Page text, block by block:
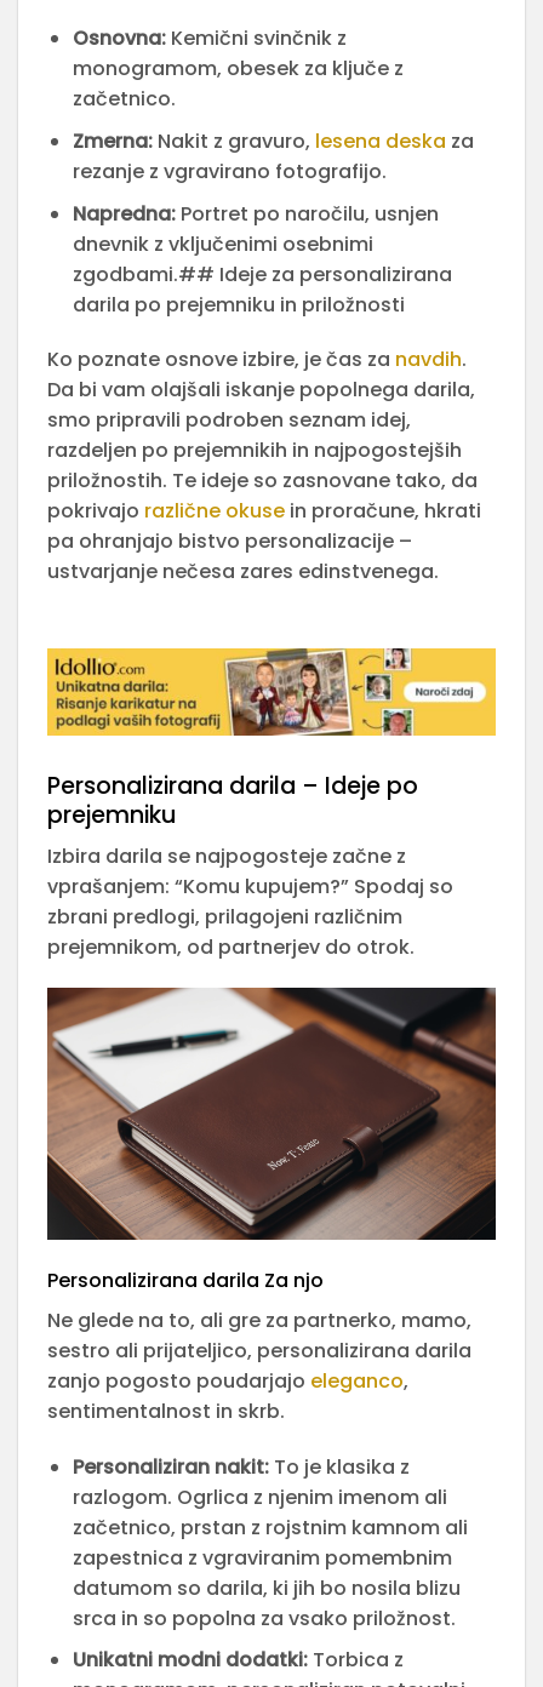
Osnovna:Kemični svinčnik z
monogramom, obesek za ključe z
začetnico.
Zmerna:Nakit z gravuro, lesena deska za
rezanje z vgravirano fotografijo.
Napredna:Portret po naročilu, usnjen
dnevnik z vključenimi osebnimi
zgodbami.## Ideje za personalizirana
darila po prejemniku in priložnosti
Ko poznate osnove izbire, je čas za navdih.
Da bi vam olajšali iskanje popolnega darila,
smo pripravili podroben seznam idej,
razdeljen po prejemnikih in najpogostejših
priložnostih. Te ideje so zasnovane tako, da
pokrivajo različne okuse in proračune, hkrati
pa ohranjajo bistvo personalizacije –
ustvarjanje nečesa zares edinstvenega.
Personalizirana darila – Ideje po
prejemniku
Izbira darila se najpogosteje začne z
vprašanjem: “Komu kupujem?” Spodaj so
zbrani predlogi, prilagojeni različnim
prejemnikom, od partnerjev do otrok.
Personalizirana darila Za njo
Ne glede na to, ali gre za partnerko, mamo,
sestro ali prijateljico, personalizirana darila
zanjo pogosto poudarjajo eleganco,
sentimentalnost in skrb.
Personaliziran nakit:To je klasika z
razlogom. Ogrlica z njenim imenom ali
začetnico, prstan z rojstnim kamnom ali
zapestnica z vgraviranim pomembnim
datumom so darila, ki jih bo nosila blizu
srca in so popolna za vsako priložnost.
Unikatni modni dodatki:Torbica z